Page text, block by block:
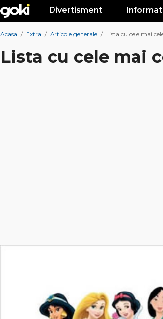
Divertisment
Acasa / Extra / Articole generale / Lista cu cele mai
Lista cu cele mai